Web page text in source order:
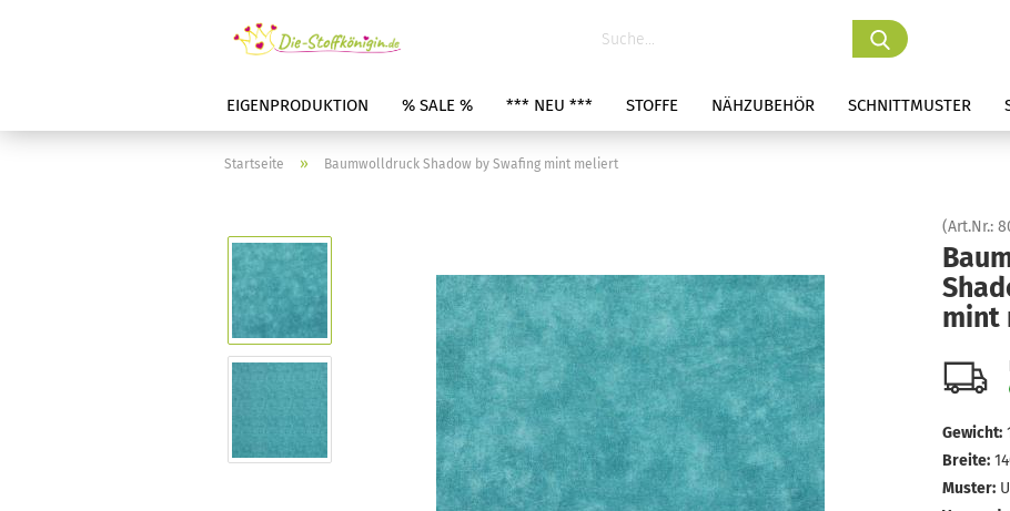
EIGENPRODUKTION % SALE % *** NEU *** STOFFE NÄHZUBEHÖR SCHNITTMUSTER
Startseite » Baumwolldruck Shadow by Swafing mint meliert
(Art.Nr.:
mint
Gewicht:
Breite:
Muster: